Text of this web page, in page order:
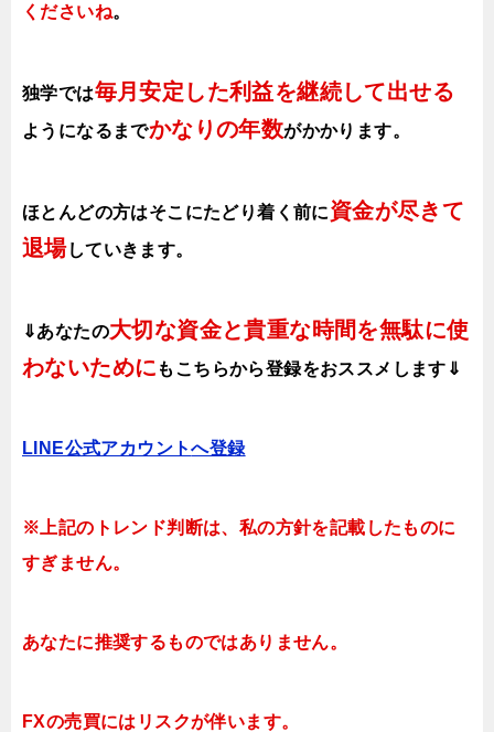
くださいね。
独学では毎月安定した利益を継続して出せる
ようになるまでかなりの年数がかかります。
ほとんどの方はそこにたどり着く前に資金が尽きて
退場していきます。
⇓あなたの大切な資金と貴重な時間を無駄に使
わないために も こちらから登録をおススメします⇓
LINE公式アカウントへ登録
※上記のトレンド判断は、私の方針を記載したものに
すぎません。
あなたに推奨するものではありません。
FXの売買にはリスクが伴います。